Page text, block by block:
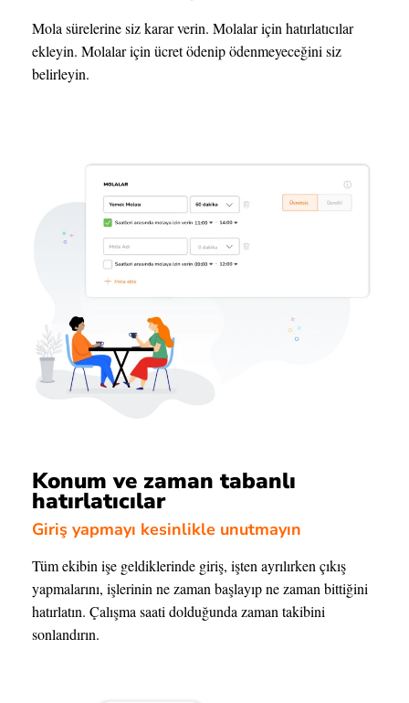
Mola sürelerine siz karar verin. Molalar için hatırlatıcılar
ekleyin. Molalar için ücret ödenip ödenmeyeceğini siz
belirleyin.
Konum ve zaman tabanlı
hatırlatıcılar
Giriş yapmayı kesinlikle unutmayın
Tüm ekibin işe geldiklerinde giriş, işten ayrılırken çıkış
yapmalarını, işlerinin ne zaman başlayıp ne zaman bittiğini
hatırlatın. Çalışma saati dolduğunda zaman takibini
sonlandırın.